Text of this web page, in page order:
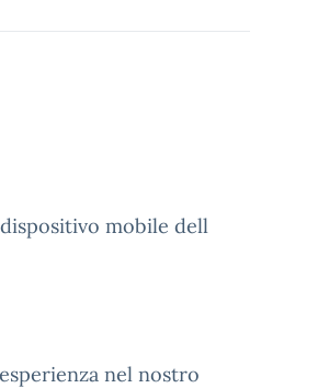
mobile dell
nel nostro